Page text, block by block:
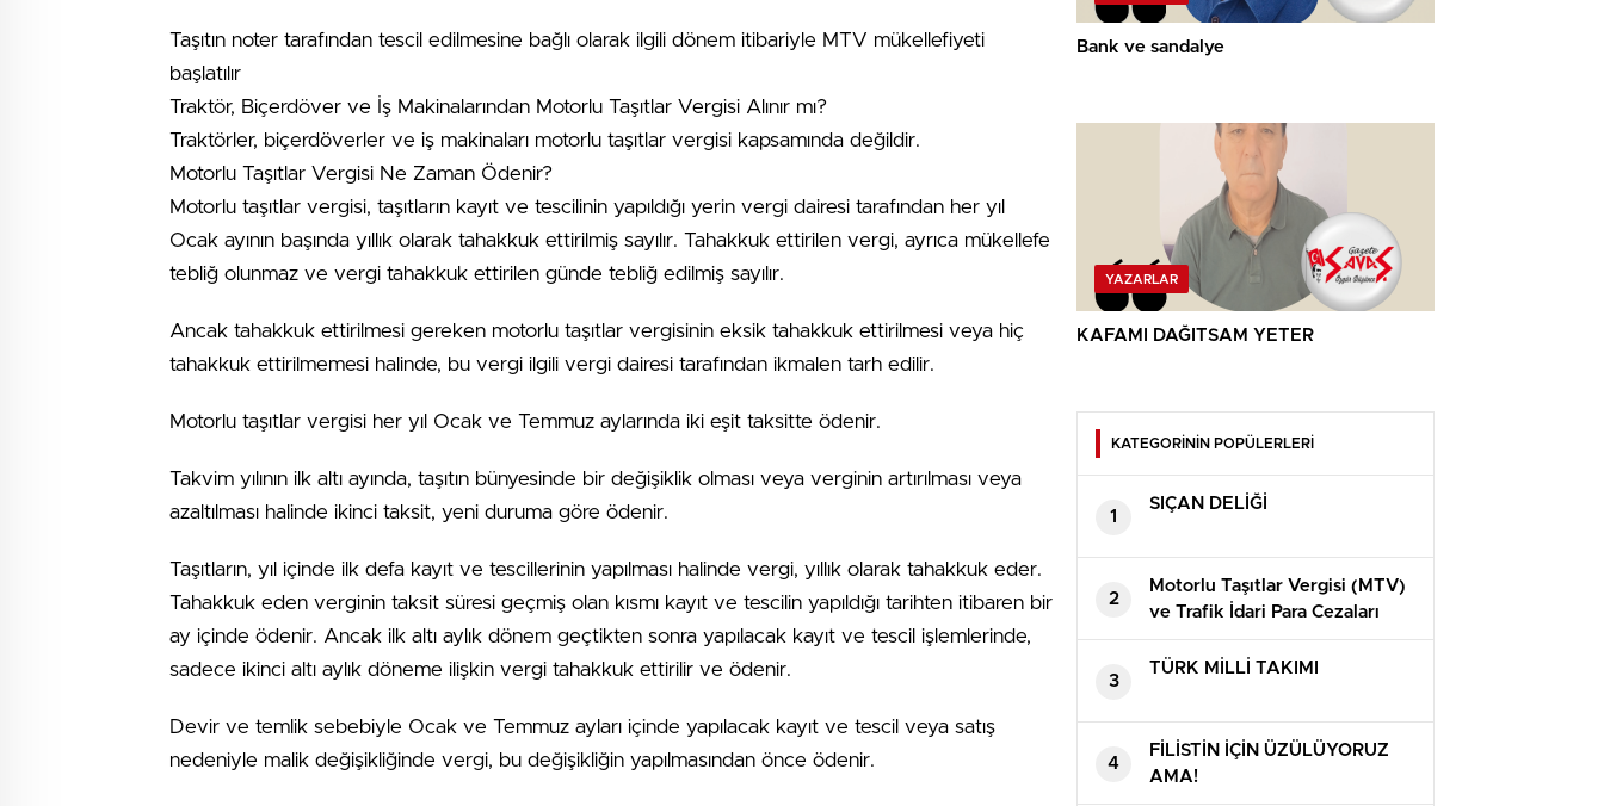
Taşıtın noter tarafından tescil edilmesine bağlı olarak ilgili dönem itibariyle MTV mükellefiyeti
başlatılır
Traktör, Biçerdöver ve İş Makinalarından Motorlu Taşıtlar Vergisi Alınır mı?
Traktörler, biçerdöverler ve iş makinaları motorlu taşıtlar vergisi kapsamında değildir.
Motorlu Taşıtlar Vergisi Ne Zaman Ödenir?
Motorlu taşıtlar vergisi, taşıtların kayıt ve tescilinin yapıldığı yerin vergi dairesi tarafından her yıl
Ocak ayının başında yıllık olarak tahakkuk ettirilmiş sayılır. Tahakkuk ettirilen vergi, ayrıca mükellefe
tebliğ olunmaz ve vergi tahakkuk ettirilen günde tebliğ edilmiş sayılır.
Ancak tahakkuk ettirilmesi gereken motorlu taşıtlar vergisinin eksik tahakkuk ettirilmesi veya hiç
tahakkuk ettirilmemesi halinde, bu vergi ilgili vergi dairesi tarafından ikmalen tarh edilir.
Motorlu taşıtlar vergisi her yıl Ocak ve Temmuz aylarında iki eşit taksitte ödenir.
Takvim yılının ilk altı ayında, taşıtın bünyesinde bir değişiklik olması veya verginin artırılması veya
azaltılması halinde ikinci taksit, yeni duruma göre ödenir.
Taşıtların, yıl içinde ilk defa kayıt ve tescillerinin yapılması halinde vergi, yıllık olarak tahakkuk eder.
Tahakkuk eden verginin taksit süresi geçmiş olan kısmı kayıt ve tescilin yapıldığı tarihten itibaren bir
ay içinde ödenir. Ancak ilk altı aylık dönem geçtikten sonra yapılacak kayıt ve tescil işlemlerinde,
sadece ikinci altı aylık döneme ilişkin vergi tahakkuk ettirilir ve ödenir.
Devir ve temlik sebebiyle Ocak ve Temmuz ayları içinde yapılacak kayıt ve tescil veya satış
nedeniyle malik değişikliğinde vergi, bu değişikliğin yapılmasından önce ödenir.
Bank ve sandalye
YAZARLAR
KAFAMI DAĞITSAM YETER
KATEGORİNİN POPÜLERLERİ
1
SIÇAN DELİĞİ
2
Motorlu Taşıtlar Vergisi (MTV)
ve Trafik İdari Para Cezaları
(TPC)
3
TÜRK MİLLİ TAKIMI
4
FİLİSTİN İÇİN ÜZÜLÜYORUZ
AMA!